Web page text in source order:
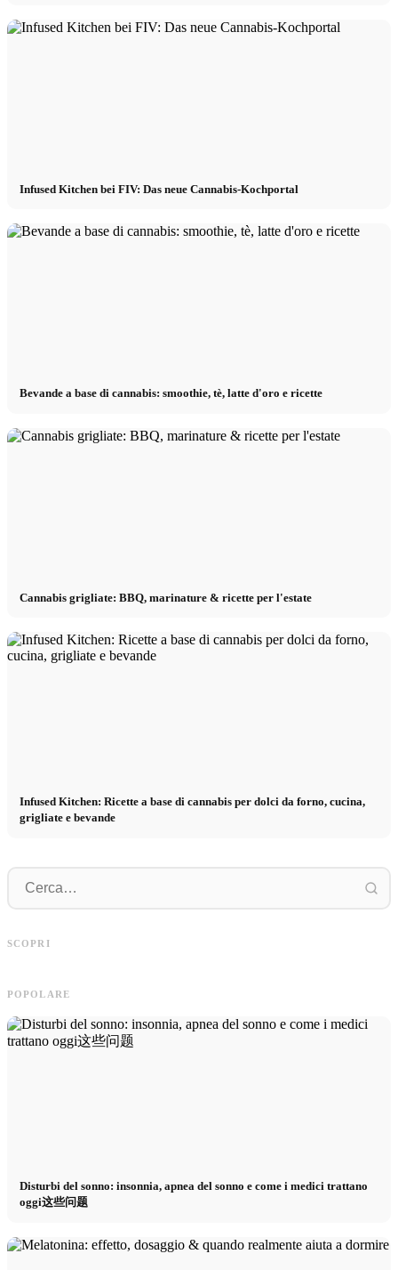
Infused Kitchen bei FIV: Das neue Cannabis-Kochportal
Bevande a base di cannabis: smoothie, tè, latte d'oro e ricette
Cannabis grigliate: BBQ, marinature & ricette per l'estate
Infused Kitchen: Ricette a base di cannabis per dolci da forno, cucina,
grigliate e bevande
SCOPRI
grazie al marketing online mirato
POPOLARE
Disturbi del sonno: insonnia, apnea del sonno e come i medici trattano
oggi这些问题